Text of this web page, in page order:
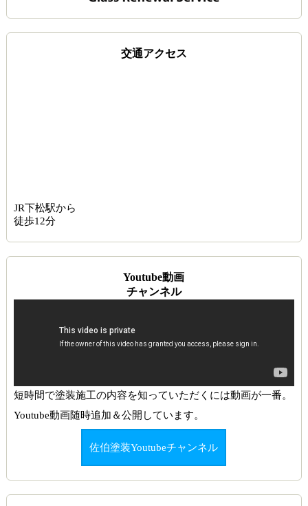
交通アクセス
JR下松駅から
徒歩12分
Youtube動画
チャンネル
短時間で塗装施工の内容を知っていただくには動画が一番。
Youtube動画随時追加＆公開しています。
佐伯塗装Youtubeチャンネル